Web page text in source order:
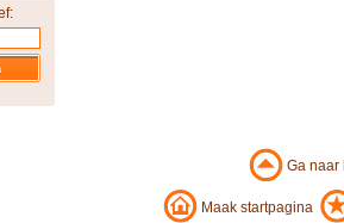
Ga
Maak startpagina